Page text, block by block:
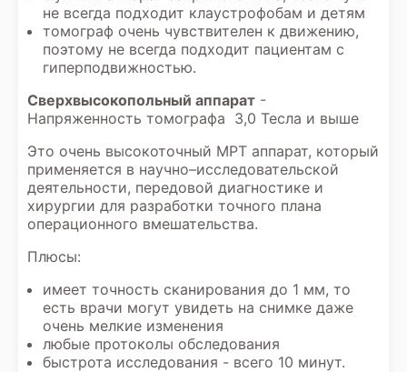
не всегда подходит клаустрофобам и детям
томограф очень чувствителен к движению,
поэтому не всегда подходит пациентам с
гиперподвижностью.
Сверхвысокопольный аппарат -
Напряженность томографа 3,0 Тесла и выше
Это очень высокоточный МРТ аппарат, который
применяется в научно–исследовательской
деятельности, передовой диагностике и
хирургии для разработки точного плана
операционного вмешательства.
Плюсы:
имеет точность сканирования до 1 мм, то
есть врачи могут увидеть на снимке даже
очень мелкие изменения
любые протоколы обследования
быстрота исследования - всего 10 минут.